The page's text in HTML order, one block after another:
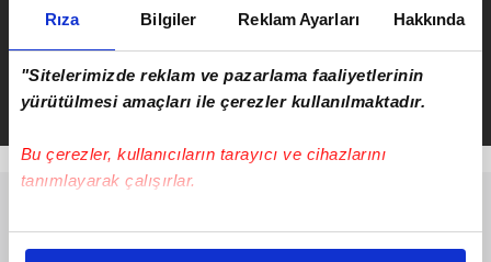
Rıza Bilgiler Reklam Ayarları Hakkında
"Sitelerimizde reklam ve pazarlama faaliyetlerinin
yürütülmesi amaçları ile çerezler kullanılmaktadır.
Bu çerezler, kullanıcıların tarayıcı ve cihazlarını
tanımlayarak çalışırlar.
Bu çerezlere izin vermeniz halinde sizlere özel
Fenerbahçe - Wolfsburg canlı
anlatım izle | Hazırlık maçı